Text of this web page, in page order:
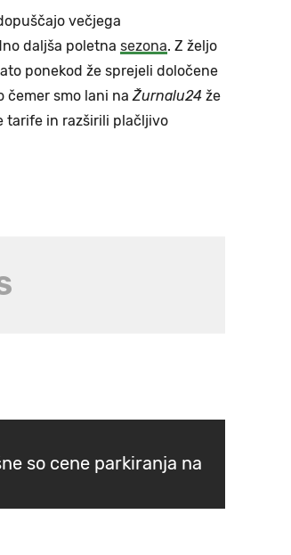
večjega
daljša poletna sezona. Z željo
ponekod že sprejeli določene
čemer smo lani naŽurnalu24 že
tarife in razširili plačljivo
so cene parkiranja na